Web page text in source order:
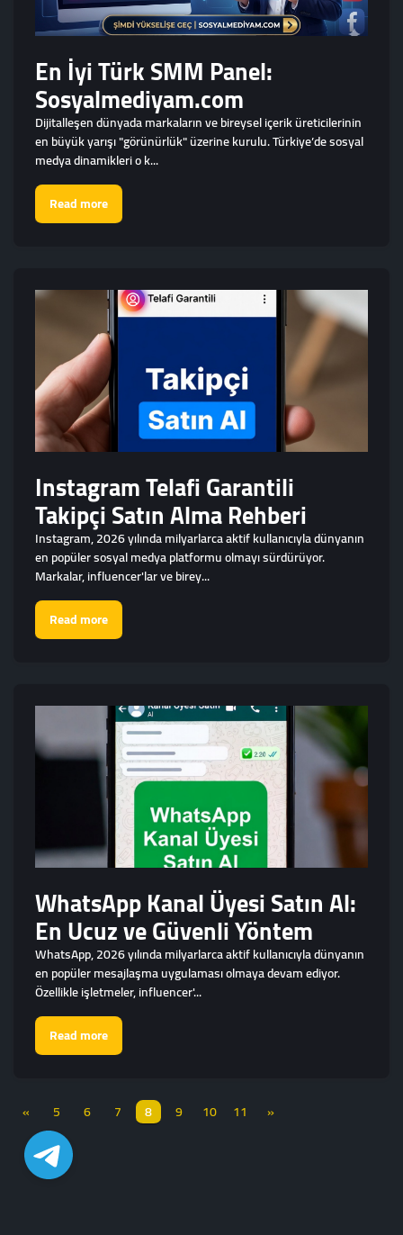
En İyi Türk SMM Panel:
Sosyalmediyam.com
Dijitalleşen dünyada markaların ve bireysel içerik üreticilerinin
en büyük yarışı "görünürlük" üzerine kurulu. Türkiye’de sosyal
medya dinamikleri o k...
Read more
Instagram Telafi Garantili
Takipçi Satın Alma Rehberi
Instagram, 2026 yılında milyarlarca aktif kullanıcıyla dünyanın
en popüler sosyal medya platformu olmayı sürdürüyor.
Markalar, influencer'lar ve birey...
Read more
WhatsApp Kanal Üyesi Satın Al:
En Ucuz ve Güvenli Yöntem
WhatsApp, 2026 yılında milyarlarca aktif kullanıcıyla dünyanın
en popüler mesajlaşma uygulaması olmaya devam ediyor.
Özellikle işletmeler, influencer'...
Read more
« 5 6 7 8 9 10 11 »